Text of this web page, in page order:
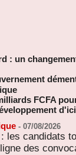
: un
FCFA
- 07/08/2026
les candidats
des